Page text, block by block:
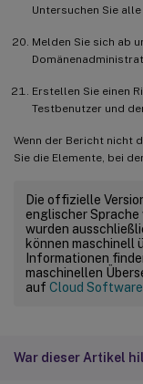
Untersuchen Sie
Melden Sie sich ab
Erstellen Sie einen
Testbenutzer und
Wenn der Bericht nicht
Sie die Elemente, bei
Die offizielle
englischer
wurden
können maschinell
Informationen
maschinellen
auf Cloud Software
War dieser Artikel